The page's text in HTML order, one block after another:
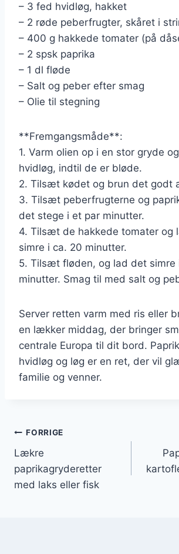
– 3 fed hvidløg, hakket
– 2 røde peberfrugter, skåret i
– 400 g hakkede tomater (på
– 2 spsk paprika
– 1 dl fløde
– Salt og peber efter smag
– Olie til stegning
**Fremgangsmåde**:
1. Varm olien op i en stor gryde
hvidløg, indtil de er bløde.
2. Tilsæt kødet og brun det godt
3. Tilsæt peberfrugterne og
det stege i et par minutter.
4. Tilsæt de hakkede tomater og
simre i ca. 20 minutter.
5. Tilsæt fløden, og lad det simre
minutter. Smag til med salt og
Server retten varm med ris eller
en lækker middag, der bringer
centrale Europa til dit bord.
hvidløg og løg er en ret, der vil
familie og venner.
Indlægsnavigation
FORRIGE
Lækre
paprikagryderetter
med laks eller fisk